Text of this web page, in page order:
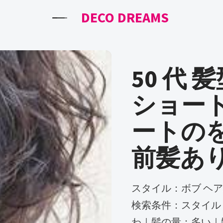
DECO DREAMS
50 代
ショー
ートの
前髪あ
スタイル：ボブ ヘアスタイル一覧 1～24件を表示 ／ 全 55件
検索条件：スタイ